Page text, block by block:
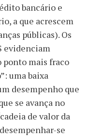
bancário e
a que acrescem
públicas). Os
evidenciam
ponto mais fraco
uma baixa
desempenho que
se avança no
de valor da
se